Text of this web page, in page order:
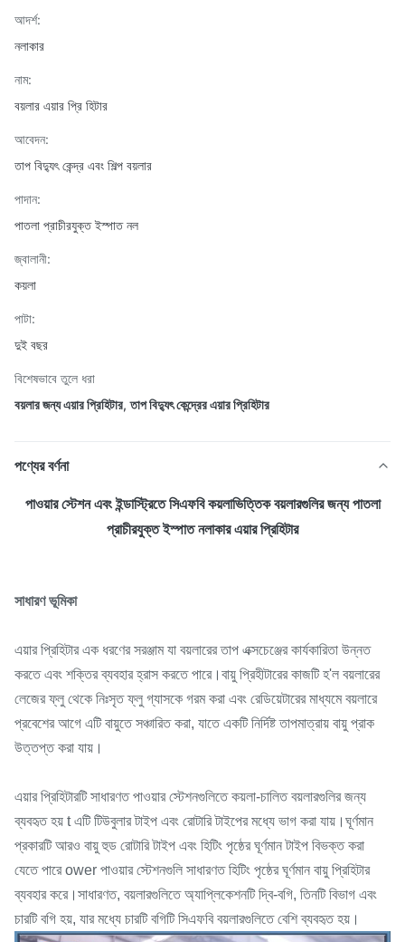
আদর্শ:
নলাকার
নাম:
বয়লার এয়ার প্রি হিটার
আবেদন:
তাপ বিদ্যুৎ কেন্দ্র এবং শিল্প বয়লার
পাদান:
পাতলা প্রাচীরযুক্ত ইস্পাত নল
জ্বালানী:
কয়লা
পাটা:
দুই বছর
বিশেষভাবে তুলে ধরা
বয়লার জন্য এয়ার প্রিহিটার,তাপ বিদ্যুৎ কেন্দ্রের এয়ার প্রিহিটার
পণ্যের বর্ণনা
পাওয়ার স্টেশন এবং ইন্ডাস্ট্রিতে সিএফবি কয়লাভিত্তিক বয়লারগুলির জন্য পাতলা
প্রাচীরযুক্ত ইস্পাত নলাকার এয়ার প্রিহিটার
সাধারণ ভূমিকা
এয়ার প্রিহিটার এক ধরণের সরঞ্জাম যা বয়লারের তাপ এক্সচেঞ্জের কার্যকারিতা উন্নত
করতে এবং শক্তির ব্যবহার হ্রাস করতে পারে।বায়ু প্রিহীটারের কাজটি হ'ল বয়লারের
লেজের ফ্লু থেকে নিঃসৃত ফ্লু গ্যাসকে গরম করা এবং রেডিয়েটারের মাধ্যমে বয়লারে
প্রবেশের আগে এটি বায়ুতে সঞ্চারিত করা, যাতে একটি নির্দিষ্ট তাপমাত্রায় বায়ু প্রাক
উত্তপ্ত করা যায়।
এয়ার প্রিহিটারটি সাধারণত পাওয়ার স্টেশনগুলিতে কয়লা-চালিত বয়লারগুলির জন্য
ব্যবহৃত হয় t এটি টিউবুলার টাইপ এবং রোটারি টাইপের মধ্যে ভাগ করা যায়।ঘূর্ণমান
প্রকারটি আরও বায়ু হুড রোটারি টাইপ এবং হিটিং পৃষ্ঠের ঘূর্ণমান টাইপ বিভক্ত করা
যেতে পারে ower পাওয়ার স্টেশনগুলি সাধারণত হিটিং পৃষ্ঠের ঘূর্ণমান বায়ু প্রিহিটার
ব্যবহার করে।সাধারণত, বয়লারগুলিতে অ্যাপ্লিকেশনটি দ্বি-বগি, তিনটি বিভাগ এবং
চারটি বগি হয়, যার মধ্যে চারটি বগিটি সিএফবি বয়লারগুলিতে বেশি ব্যবহৃত হয়।